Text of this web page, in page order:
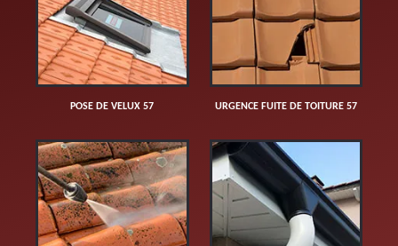
POSE DE VELUX 57 URGENCE FUITE DE TOITURE 57